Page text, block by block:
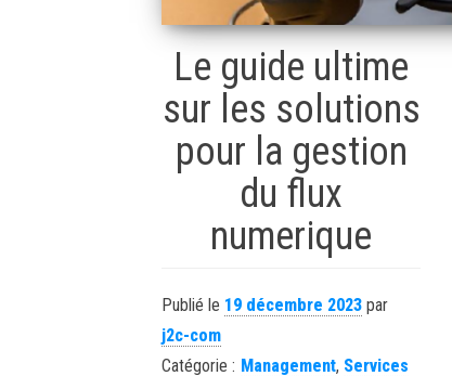
Le guide ultime
sur les solutions
pour la gestion
du flux
numerique
Publié le 19 décembre 2023 par
j2c-com
Catégorie : Management, Services